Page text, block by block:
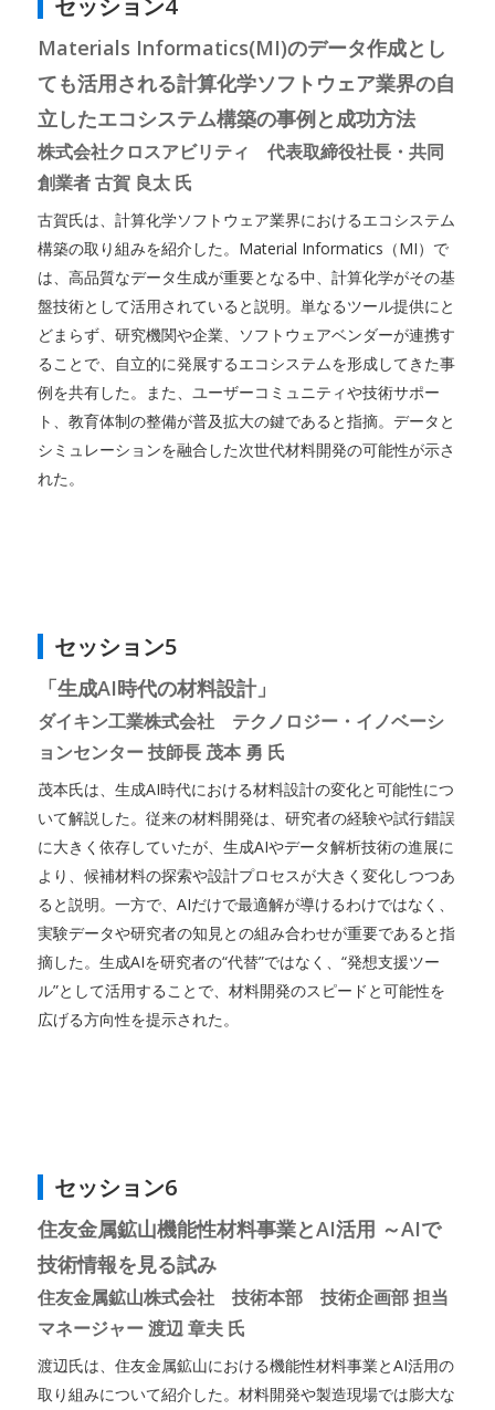
Materials Informatics(MI)のデータ作成とし
ても活用される計算化学ソフトウェア業界の自
立したエコシステム構築の事例と成功方法
株式会社クロスアビリティ 代表取締役社長・共同
創業者 古賀 良太 氏
古賀氏は、計算化学ソフトウェア業界におけるエコシステム
構築の取り組みを紹介した。Material Informatics（MI）で
は、高品質なデータ生成が重要となる中、計算化学がその基
盤技術として活用されていると説明。単なるツール提供にと
どまらず、研究機関や企業、ソフトウェアベンダーが連携す
ることで、自立的に発展するエコシステムを形成してきた事
例を共有した。また、ユーザーコミュニティや技術サポー
ト、教育体制の整備が普及拡大の鍵であると指摘。データと
シミュレーションを融合した次世代材料開発の可能性が示さ
れた。
セッション5
「生成AI時代の材料設計」
ダイキン工業株式会社 テクノロジー・イノベーシ
ョンセンター 技師長 茂本 勇 氏
茂本氏は、生成AI時代における材料設計の変化と可能性につ
いて解説した。従来の材料開発は、研究者の経験や試行錯誤
に大きく依存していたが、生成AIやデータ解析技術の進展に
より、候補材料の探索や設計プロセスが大きく変化しつつあ
ると説明。一方で、AIだけで最適解が導けるわけではなく、
実験データや研究者の知見との組み合わせが重要であると指
摘した。生成AIを研究者の“代替”ではなく、“発想支援ツー
ル”として活用することで、材料開発のスピードと可能性を
広げる方向性を提示された。
セッション6
住友金属鉱山機能性材料事業とAI活用 ～AIで
技術情報を見る試み
住友金属鉱山株式会社 技術本部 技術企画部 担当
マネージャー 渡辺 章夫 氏
渡辺氏は、住友金属鉱山における機能性材料事業とAI活用の
取り組みについて紹介した。材料開発や製造現場では膨大な